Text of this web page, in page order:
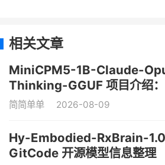
相关文章
MiniCPM5-1B-Claude-
Thinking-GGUF 项目介绍
型信息整理
简简单单 2026-08-09
Hy-Embodied-RxBrain-1.0
GitCode 开源模型信息整理